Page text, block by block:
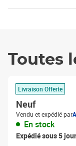
Toutes
Livraison Offerte
Neuf
Vendu et expédié par
En stock
Expédié sous 5